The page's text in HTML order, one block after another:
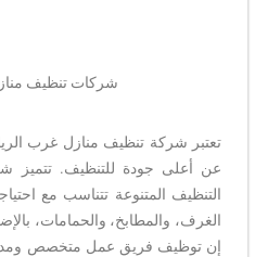
شركات تنظيف
تعتبر شركة تنظيف منازل غرب
عن أعلى جودة للتنظيف. تتميز
التنظيف المتنوعة تتناسب مع
الغرف، والمطابخ، والحمامات،
إن توظيف فريق عمل متخصص